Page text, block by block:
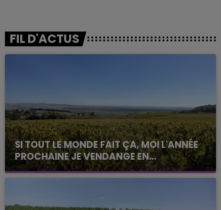
FIL D'ACTUS
SI TOUT LE MONDE FAIT ÇA, MOI L'ANNÉE
PROCHAINE JE VENDANGE EN...
La vendange en Champagne a débuté ce jeudi 6
août dans la commune de Montgueux (Aube). Du